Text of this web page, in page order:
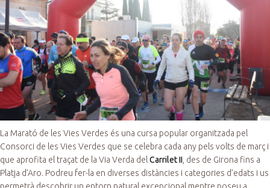
La Marató de les Vies Verdes és una cursa popular organitzada pel
Consorci de les Vies Verdes que se celebra cada any pels volts de març i
que aprofita el traçat de la Via Verda del Carrilet II , des de Girona fins a
Platja d’Aro. Podreu fer-la en diverses distàncies i categories d’edats i us